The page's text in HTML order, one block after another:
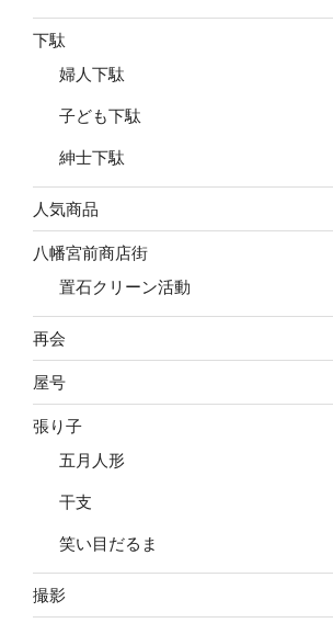
下駄
婦人下駄
子ども下駄
紳士下駄
人気商品
八幡宮前商店街
置石クリーン活動
再会
屋号
張り子
五月人形
干支
笑い目だるま
撮影